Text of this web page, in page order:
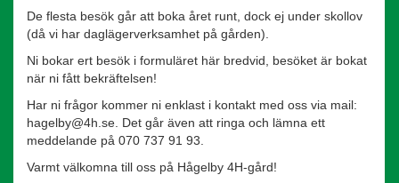
De flesta besök går att boka året runt, dock ej under skollov
(då vi har daglägerverksamhet på gården).
Ni bokar ert besök i formuläret här bredvid, besöket är bokat
när ni fått bekräftelsen!
Har ni frågor kommer ni enklast i kontakt med oss via mail:
hagelby@4h.se. Det går även att ringa och lämna ett
meddelande på 070 737 91 93.
Varmt välkomna till oss på Hågelby 4H-gård!